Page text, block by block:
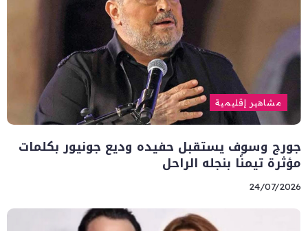
مشاهير إقليمية
جورج وسوف يستقبل حفيده وديع جونيور بكلمات
مؤثرة تيمنًا بنجله الراحل
24/07/2026